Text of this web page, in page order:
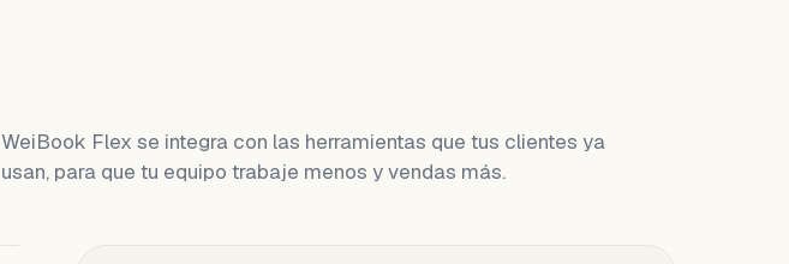
WeiBook Flex se integra con las herramientas que tus clientes ya
usan, para que tu equipo trabaje menos y vendas más.